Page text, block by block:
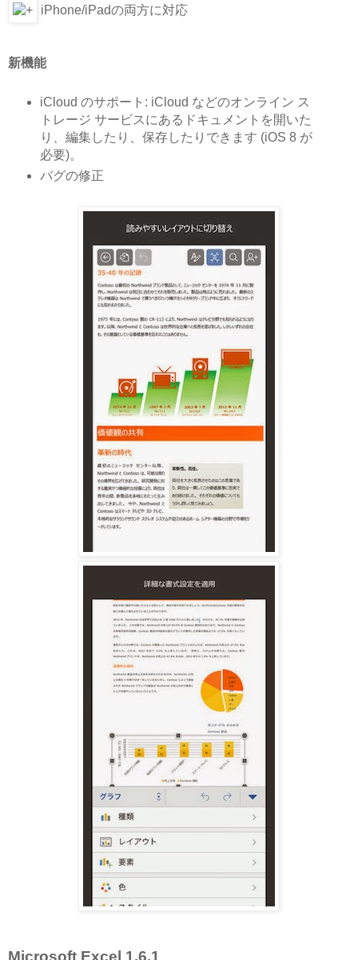
iPhone/iPadの両方に対応
新機能
iCloud のサポート: iCloud などのオンライン ス
トレージ サービスにあるドキュメントを開いた
り、編集したり、保存したりできます (iOS 8 が
必要)。
バグの修正